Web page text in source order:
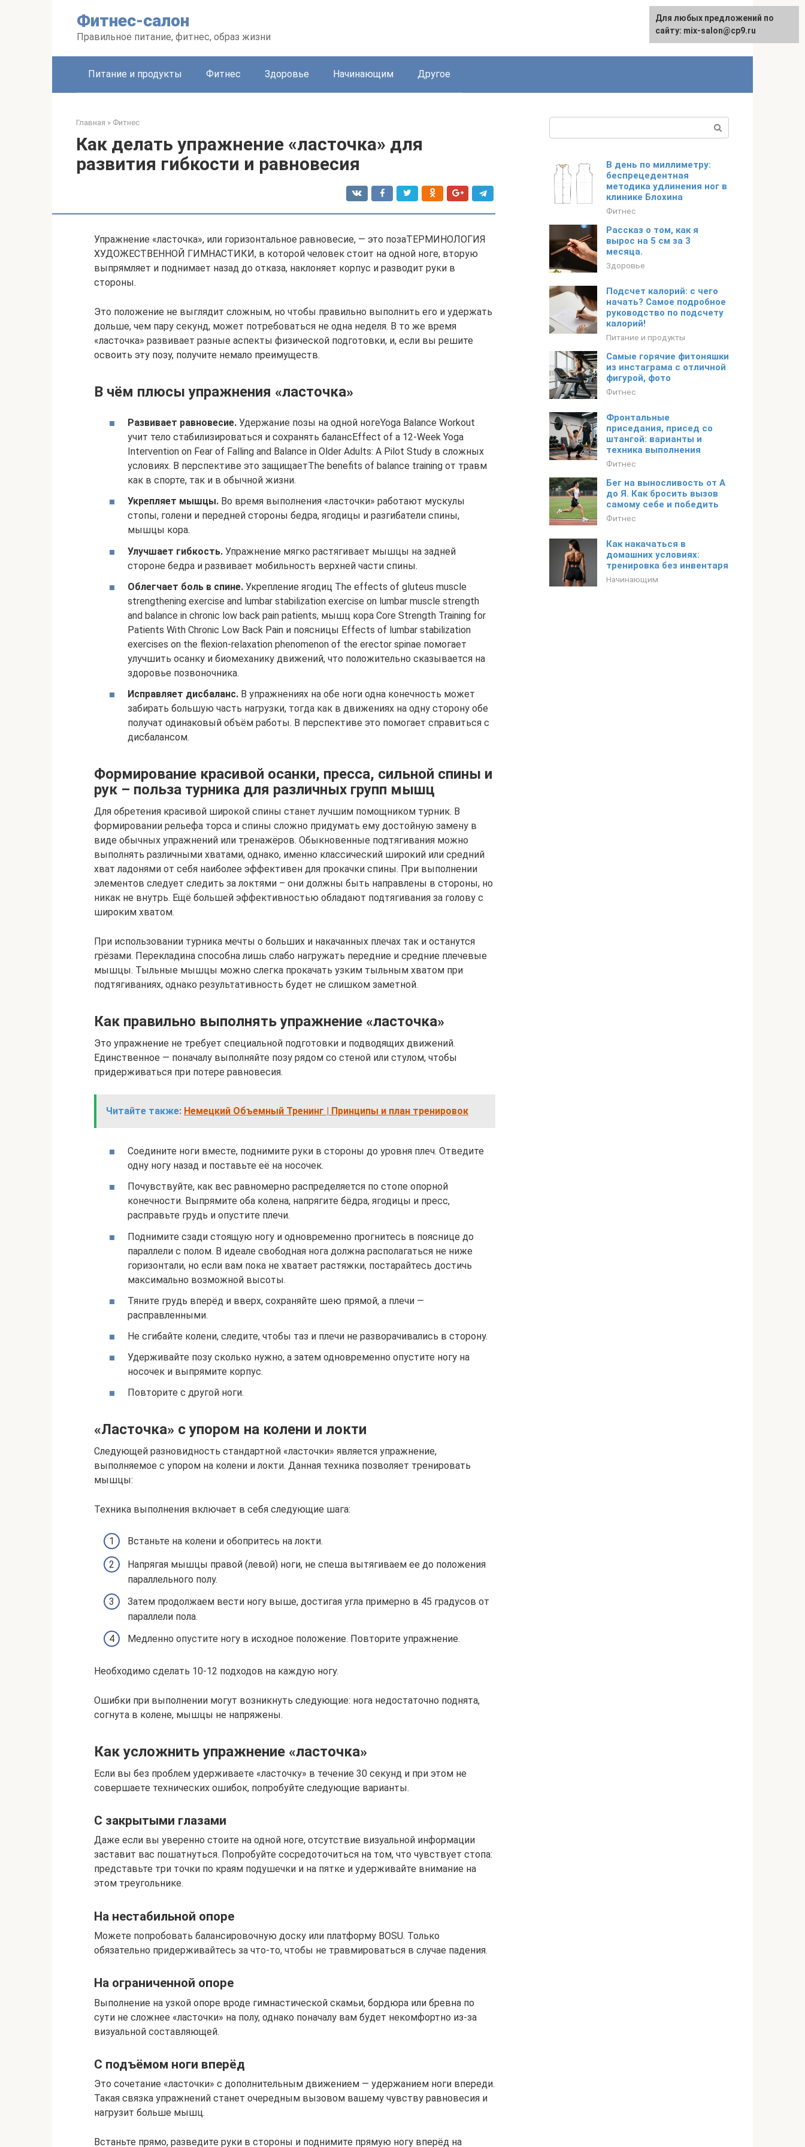
Фитнес-салон
Правильное питание, фитнес, образ жизни
Питание и продукты Фитнес Здоровье Начинающим Другое
Главная » Фитнес
Как делать упражнение «ласточка» для
развития гибкости и равновесия
Упражнение «ласточка», или горизонтальное равновесие, — это позаТЕРМИНОЛОГИЯ
ХУДОЖЕСТВЕННОЙ ГИМНАСТИКИ, в которой человек стоит на одной ноге, вторую
выпрямляет и поднимает назад до отказа, наклоняет корпус и разводит руки в
стороны.
Это положение не выглядит сложным, но чтобы правильно выполнить его и удержать
дольше, чем пару секунд, может потребоваться не одна неделя. В то же время
«ласточка» развивает разные аспекты физической подготовки, и, если вы решите
освоить эту позу, получите немало преимуществ.
В чём плюсы упражнения «ласточка»
Развивает равновесие. Удержание позы на одной ногеYoga Balance Workout
учит тело стабилизироваться и сохранять балансEffect of a 12‑Week Yoga
Intervention on Fear of Falling and Balance in Older Adults: A Pilot Study в сложных
условиях. В перспективе это защищаетThe benefits of balance training от травм
как в спорте, так и в обычной жизни.
Укрепляет мышцы. Во время выполнения «ласточки» работают мускулы
стопы, голени и передней стороны бедра, ягодицы и разгибатели спины,
мышцы кора.
Улучшает гибкость. Упражнение мягко растягивает мышцы на задней
стороне бедра и развивает мобильность верхней части спины.
Облегчает боль в спине. Укрепление ягодиц The effects of gluteus muscle
strengthening exercise and lumbar stabilization exercise on lumbar muscle strength
and balance in chronic low back pain patients, мышц кора Core Strength Training for
Patients With Chronic Low Back Pain и поясницы Effects of lumbar stabilization
exercises on the flexion‑relaxation phenomenon of the erector spinae помогает
улучшить осанку и биомеханику движений, что положительно сказывается на
здоровье позвоночника.
Исправляет дисбаланс. В упражнениях на обе ноги одна конечность может
забирать большую часть нагрузки, тогда как в движениях на одну сторону обе
получат одинаковый объём работы. В перспективе это помогает справиться с
дисбалансом.
Формирование красивой осанки, пресса, сильной спины и
рук – польза турника для различных групп мышц
Для обретения красивой широкой спины станет лучшим помощником турник. В
формировании рельефа торса и спины сложно придумать ему достойную замену в
виде обычных упражнений или тренажёров. Обыкновенные подтягивания можно
выполнять различными хватами, однако, именно классический широкий или средний
хват ладонями от себя наиболее эффективен для прокачки спины. При выполнении
элементов следует следить за локтями – они должны быть направлены в стороны, но
никак не внутрь. Ещё большей эффективностью обладают подтягивания за голову с
широким хватом.
При использовании турника мечты о больших и накачанных плечах так и останутся
грёзами. Перекладина способна лишь слабо нагружать передние и средние плечевые
мышцы. Тыльные мышцы можно слегка прокачать узким тыльным хватом при
подтягиваниях, однако результативность будет не слишком заметной.
Как правильно выполнять упражнение «ласточка»
Это упражнение не требует специальной подготовки и подводящих движений.
Единственное — поначалу выполняйте позу рядом со стеной или стулом, чтобы
придерживаться при потере равновесия.
Читайте также: Немецкий Объемный Тренинг | Принципы и план тренировок
Соедините ноги вместе, поднимите руки в стороны до уровня плеч. Отведите
одну ногу назад и поставьте её на носочек.
Почувствуйте, как вес равномерно распределяется по стопе опорной
конечности. Выпрямите оба колена, напрягите бёдра, ягодицы и пресс,
расправьте грудь и опустите плечи.
Поднимите сзади стоящую ногу и одновременно прогнитесь в пояснице до
параллели с полом. В идеале свободная нога должна располагаться не ниже
горизонтали, но если вам пока не хватает растяжки, постарайтесь достичь
максимально возможной высоты.
Тяните грудь вперёд и вверх, сохраняйте шею прямой, а плечи —
расправленными.
Не сгибайте колени, следите, чтобы таз и плечи не разворачивались в сторону.
Удерживайте позу сколько нужно, а затем одновременно опустите ногу на
носочек и выпрямите корпус.
Повторите с другой ноги.
«Ласточка» с упором на колени и локти
Следующей разновидность стандартной «ласточки» является упражнение,
выполняемое с упором на колени и локти. Данная техника позволяет тренировать
мышцы:
Техника выполнения включает в себя следующие шага:
Встаньте на колени и обопритесь на локти.
Напрягая мышцы правой (левой) ноги, не спеша вытягиваем ее до положения
параллельного полу.
Затем продолжаем вести ногу выше, достигая угла примерно в 45 градусов от
параллели пола.
Медленно опустите ногу в исходное положение. Повторите упражнение.
Необходимо сделать 10-12 подходов на каждую ногу.
Ошибки при выполнении могут возникнуть следующие: нога недостаточно поднята,
согнута в колене, мышцы не напряжены.
Как усложнить упражнение «ласточка»
Если вы без проблем удерживаете «ласточку» в течение 30 секунд и при этом не
совершаете технических ошибок, попробуйте следующие варианты.
С закрытыми глазами
Даже если вы уверенно стоите на одной ноге, отсутствие визуальной информации
заставит вас пошатнуться. Попробуйте сосредоточиться на том, что чувствует стопа:
представьте три точки по краям подушечки и на пятке и удерживайте внимание на
этом треугольнике.
На нестабильной опоре
Можете попробовать балансировочную доску или платформу BOSU. Только
обязательно придерживайтесь за что‑то, чтобы не травмироваться в случае падения.
На ограниченной опоре
Выполнение на узкой опоре вроде гимнастической скамьи, бордюра или бревна по
сути не сложнее «ласточки» на полу, однако поначалу вам будет некомфортно из‑за
визуальной составляющей.
С подъёмом ноги вперёд
Это сочетание «ласточки» с дополнительным движением — удержанием ноги впереди.
Такая связка упражнений станет очередным вызовом вашему чувству равновесия и
нагрузит больше мышц.
Встаньте прямо, разведите руки в стороны и поднимите прямую ногу вперёд на
В день по миллиметру:
беспрецедентная
методика удлинения ног в
клинике Блохина
Фитнес
Рассказ о том, как я
вырос на 5 см за 3
месяца.
Здоровье
Подсчет калорий: с чего
начать? Самое подробное
руководство по подсчету
калорий!
Питание и продукты
Самые горячие фитоняшки
из инстаграма с отличной
фигурой, фото
Фитнес
Фронтальные
приседания, присед со
штангой: варианты и
техника выполнения
Фитнес
Бег на выносливость от А
до Я. Как бросить вызов
самому себе и победить
Фитнес
Как накачаться в
домашних условиях:
тренировка без инвентаря
Начинающим
Для любых предложений по
сайту: mix-salon@cp9.ru